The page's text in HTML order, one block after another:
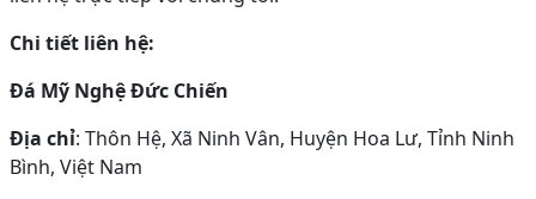
Chi tiết liên hệ:
Đá Mỹ Nghệ Đức Chiến
Địa chỉ: Thôn Hệ, Xã Ninh Vân, Huyện Hoa Lư, Tỉnh Ninh
Bình, Việt Nam